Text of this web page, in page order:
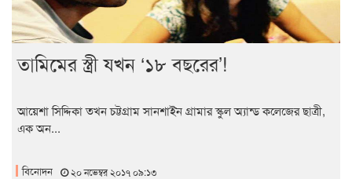
তামিমের স্ত্রী যখন ‘১৮ বছরের’!
আয়েশা সিদ্দিকা তখন চট্টগ্রাম সানশাইন গ্রামার স্কুল অ্যান্ড কলেজের ছাত্রী,
এক অন...
বিনোদন ২০ নভেম্বর ২০১৭ ০৯:১৩